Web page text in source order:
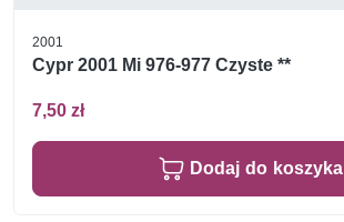
2001
Cypr 2001 Mi 976-977 Czyste **
7,50 zł
Dodaj do koszyka